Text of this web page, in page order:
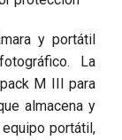
y portátil
La
M III para
almacena y
portátil,